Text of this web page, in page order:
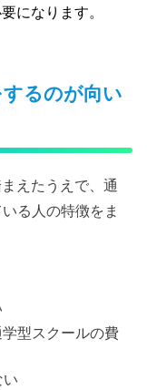
になります。
るのが向い
えたうえで、通
る人の特徴をま
型スクールの費
い